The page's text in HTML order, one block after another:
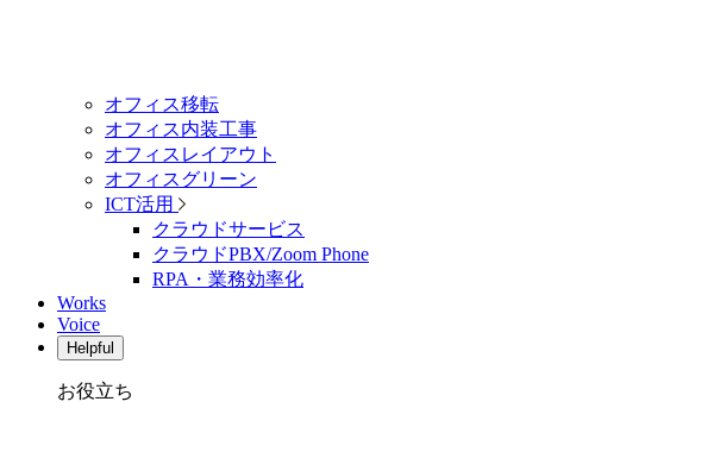
オフィス移転
オフィス内装工事
オフィスレイアウト
オフィスグリーン
ICT活用
クラウドサービス
クラウドPBX/Zoom Phone
RPA・業務効率化
Works
Voice
Helpful
お役立ち